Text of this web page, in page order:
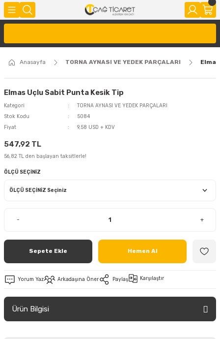
Anasayfa TORNA AYNASI VE YEDEK PARÇALARI
Elmas Uçlu Sabit Punta Kesik Tip
Kategori
TORNA AYNASI VE YEDEK PARÇALARI
Stok Kodu
5084
Fiyat
9,58 USD + KDV
547,92 TL
56,82 TL den başlayan taksitlerle!
ÖLÇÜ SEÇİNİZ
- +
Sepete Ekle Hemen Al
Yorum Yaz Arkadaşına Öner Paylaş Karşılaştır
Ürün Bilgisi